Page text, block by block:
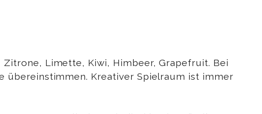
Limette, Kiwi, Himbeer, Grapefruit. Bei
übereinstimmen. Kreativer Spielraum ist immer